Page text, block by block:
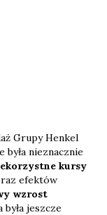
Grupy Henkel
była nieznacznie
kursy
efektów
wzrost
jeszcze